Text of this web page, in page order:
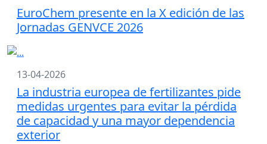
EuroChem presente en la X edición de las
Jornadas GENVCE 2026
13-04-2026
La industria europea de fertilizantes pide
medidas urgentes para evitar la pérdida
de capacidad y una mayor dependencia
exterior